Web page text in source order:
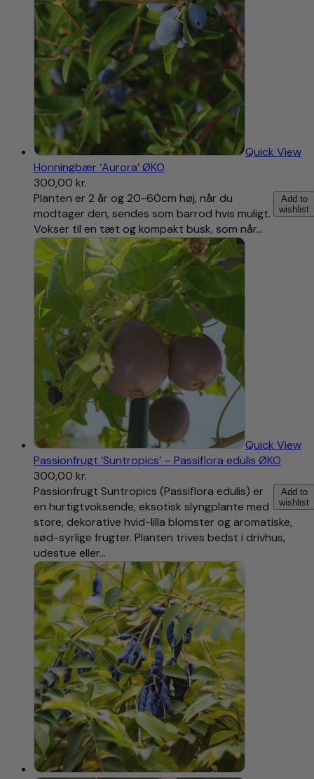
Quick View
Honningbær ‘Aurora’ ØKO
300,00 kr.
Add to
wishlist
Planten er 2 år og 20-60cm høj, når du
modtager den, sendes som barrod hvis muligt.
Vokser til en tæt og kompakt busk, som når…
Quick View
Passionfrugt ‘Suntropics’ – Passiflora edulis ØKO
300,00 kr.
Add to
wishlist
Passionfrugt Suntropics (Passiflora edulis) er
en hurtigtvoksende, eksotisk slyngplante med
store, dekorative hvid-lilla blomster og aromatiske,
sød-syrlige frugter. Planten trives bedst i drivhus,
udestue eller…